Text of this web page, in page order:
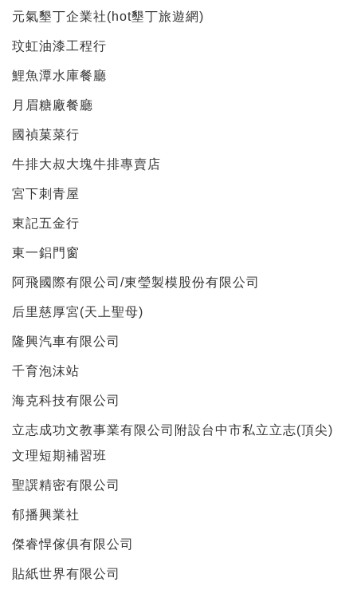
元氣墾丁企業社(hot墾丁旅遊網)
玟虹油漆工程行
鯉魚潭水庫餐廳
月眉糖廠餐廳
國禎菓菜行
牛排大叔大塊牛排專賣店
宮下刺青屋
東記五金行
東一鋁門窗
阿飛國際有限公司/東瑩製模股份有限公司
后里慈厚宮(天上聖母)
隆興汽車有限公司
千育泡沫站
海克科技有限公司
立志成功文教事業有限公司附設台中市私立立志(頂尖)
文理短期補習班
聖譔精密有限公司
郁播興業社
傑睿悍傢俱有限公司
貼紙世界有限公司